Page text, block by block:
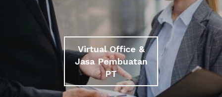
Virtual Office &
Jasa Pembuatan
PT